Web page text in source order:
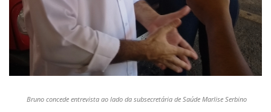
Bruno concede entrevista ao lado da subsecretária de Saúde Marlise Serbino